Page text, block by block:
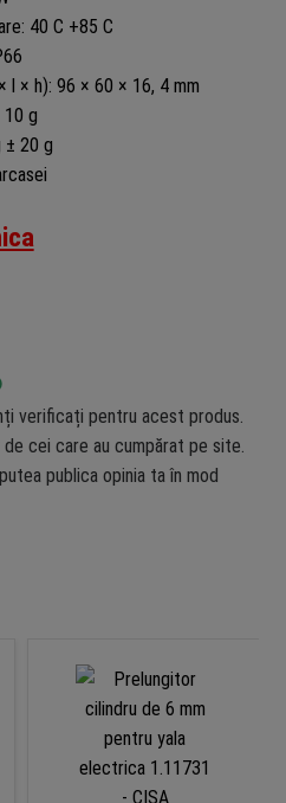
40 C +85 C
l × h): 96 × 60 × 16, 4 mm
g
± 20 g
verificați pentru acest produs.
cei care au cumpărat pe site.
publica opinia ta în mod